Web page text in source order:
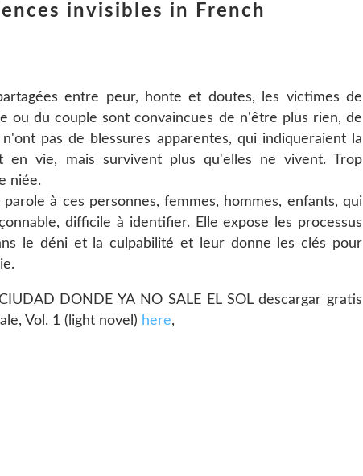
invisibles in French
entre peur, honte et doutes, les victimes de
ou du couple sont convaincues de n'être plus rien, de
pas de blessures apparentes, qui indiqueraient la
en vie, mais survivent plus qu'elles ne vivent. Trop
niée.
à ces personnes, femmes, hommes, enfants, qui
difficile à identifier. Elle expose les processus
le déni et la culpabilité et leur donne les clés pour
DONDE YA NO SALE EL SOL descargar gratis
Vol. 1 (light novel) here,